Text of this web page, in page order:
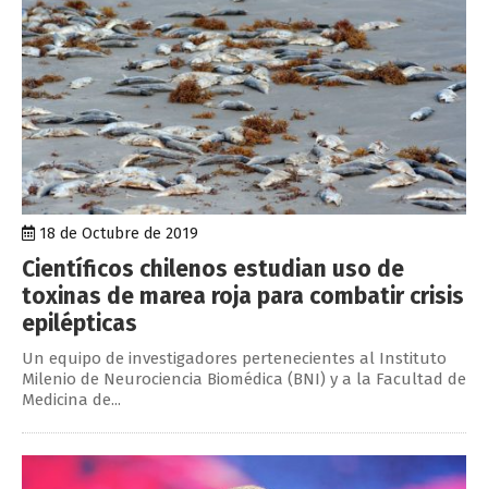
18 de Octubre de 2019
Científicos chilenos estudian uso de
toxinas de marea roja para combatir crisis
epilépticas
Un equipo de investigadores pertenecientes al Instituto
Milenio de Neurociencia Biomédica (BNI) y a la Facultad de
Medicina de...